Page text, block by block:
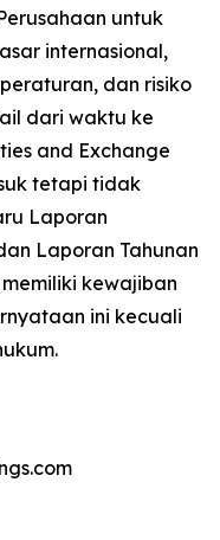
untuk
internasional,
dan risiko
dari waktu ke
and Exchange
tetapi tidak
Laporan
Laporan Tahunan
kewajiban
ini kecuali